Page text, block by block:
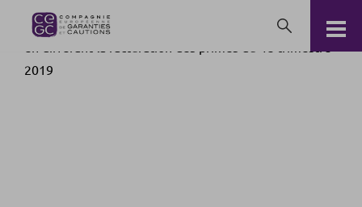
CEGC soutient l’économie aux côtés du Groupe BPCE
2019